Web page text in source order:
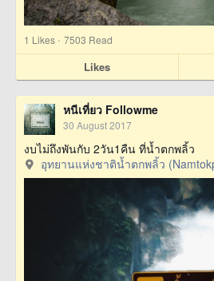
1 Likes · 7503 Read
Likes
หนีเที่ยว Followme
30 August 2017
งบไม่ถึงพันกับ 2วัน1คืน ที่น้ำตกพลิ้ว
อุทยานแห่งชาติน้ำตกพลิ้ว